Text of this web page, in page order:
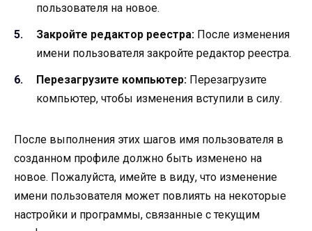
пользователя на новое.
Закройте редактор реестра: После изменения
имени пользователя закройте редактор реестра.
Перезагрузите компьютер: Перезагрузите
компьютер, чтобы изменения вступили в силу.
После выполнения этих шагов имя пользователя в
созданном профиле должно быть изменено на
новое. Пожалуйста, имейте в виду, что изменение
имени пользователя может повлиять на некоторые
настройки и программы, связанные с текущим